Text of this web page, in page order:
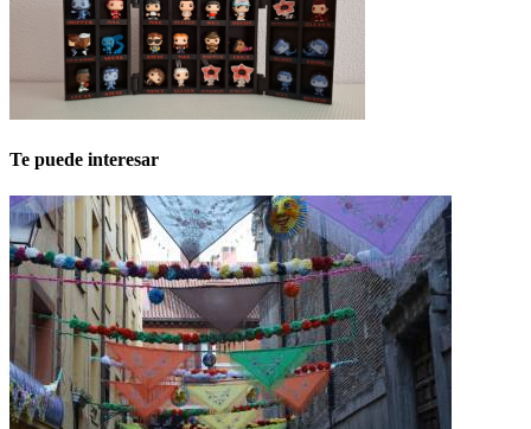
Te puede interesar